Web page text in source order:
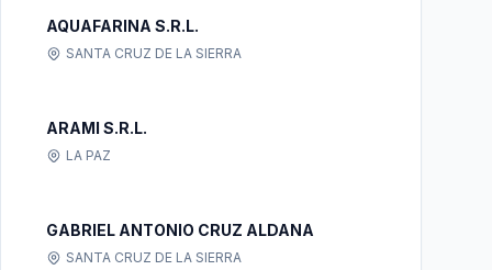
AQUAFARINA S.R.L.
SANTA CRUZ DE LA SIERRA
ARAMI S.R.L.
LA PAZ
GABRIEL ANTONIO CRUZ ALDANA
SANTA CRUZ DE LA SIERRA